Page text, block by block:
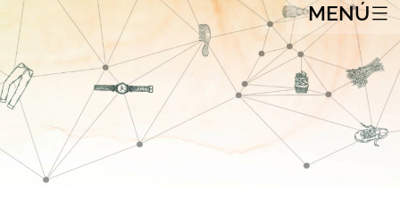
MENÚ